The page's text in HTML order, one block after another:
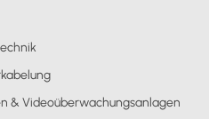
& Videoüberwachungsanlagen